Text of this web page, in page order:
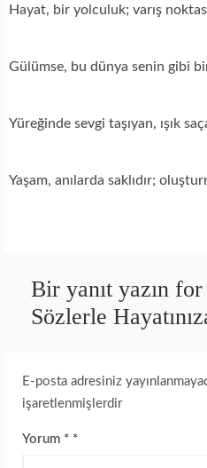
Hayat, bir yolculuk; varış
Gülümse, bu dünya senin gibi
Yüreğinde sevgi taşıyan, ışık
Yaşam, anılarda saklıdır;
Bir yanıt yazın
Sözlerle
E-posta adresiniz
işaretlenmişlerdir
Yorum *